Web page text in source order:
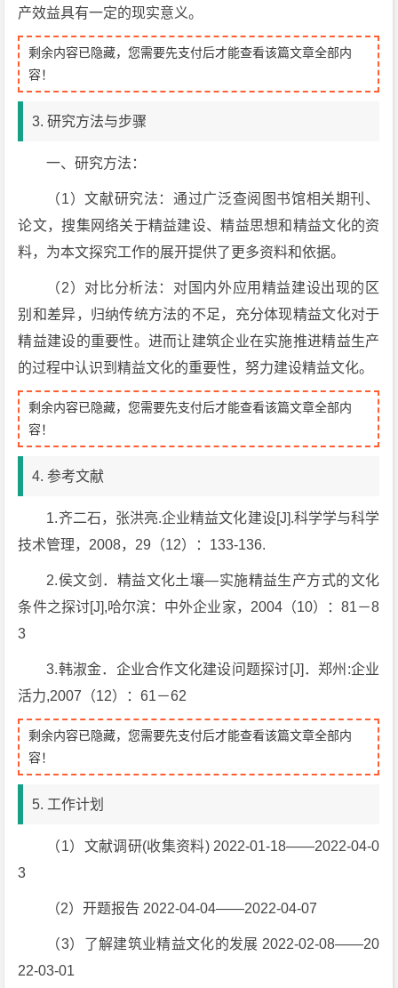
产效益具有一定的现实意义。
剩余内容已隐藏，您需要先支付后才能查看该篇文章全部内
容！
3. 研究方法与步骤
一、研究方法：
（1）文献研究法：通过广泛查阅图书馆相关期刊、
论文，搜集网络关于精益建设、精益思想和精益文化的资
料，为本文探究工作的展开提供了更多资料和依据。
（2）对比分析法：对国内外应用精益建设出现的区
别和差异，归纳传统方法的不足，充分体现精益文化对于
精益建设的重要性。进而让建筑企业在实施推进精益生产
的过程中认识到精益文化的重要性，努力建设精益文化。
剩余内容已隐藏，您需要先支付后才能查看该篇文章全部内
容！
4. 参考文献
1.齐二石，张洪亮.企业精益文化建设[J].科学学与科学
技术管理，2008，29（12）：133-136.
2.侯文剑．精益文化土壤—实施精益生产方式的文化
条件之探讨[J],哈尔滨：中外企业家，2004（10）：81－8
3
3.韩淑金．企业合作文化建设问题探讨[J]．郑州:企业
活力,2007（12）：61－62
剩余内容已隐藏，您需要先支付后才能查看该篇文章全部内
容！
5. 工作计划
（1）文献调研(收集资料) 2022-01-18——2022-04-0
3
（2）开题报告 2022-04-04——2022-04-07
（3）了解建筑业精益文化的发展 2022-02-08——20
22-03-01